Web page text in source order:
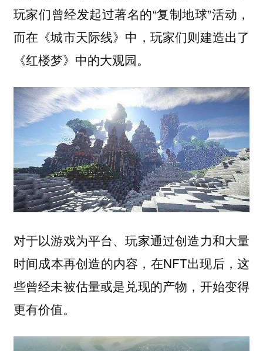
玩家们曾经发起过著名的“复制地球”活动，
而在《城市天际线》中，玩家们则建造出了
《红楼梦》中的大观园。
对于以游戏为平台、玩家通过创造力和大量
时间成本再创造的内容，在NFT出现后，这
些曾经未被估量或是兑现的产物，开始变得
更有价值。